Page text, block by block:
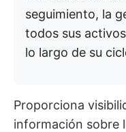
seguimiento, la
todos sus
lo largo de su
Proporciona
información sobre